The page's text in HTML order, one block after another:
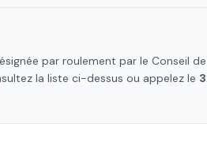
par roulement par le Conseil
la liste ci-dessus ou appelez le